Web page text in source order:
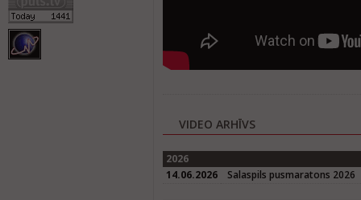
VIDEO ARHĪVS
2026
14.06.2026
Salaspils pusmaratons 2026